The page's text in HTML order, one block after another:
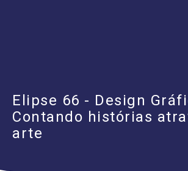
Elipse 66 - Design
Contando histórias
arte